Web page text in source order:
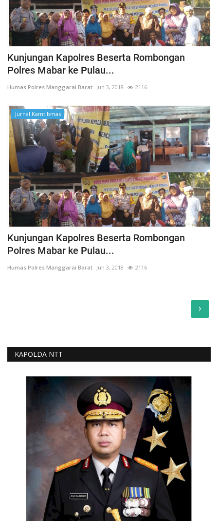
Kunjungan Kapolres Beserta Rombongan
Polres Mabar ke Pulau...
Humas Polres Manggarai Barat Jun 3, 2018 2116
Jurnal Kamtibmas
Kunjungan Kapolres Beserta Rombongan
Polres Mabar ke Pulau...
Humas Polres Manggarai Barat Jun 3, 2018 2116
›
KAPOLDA NTT